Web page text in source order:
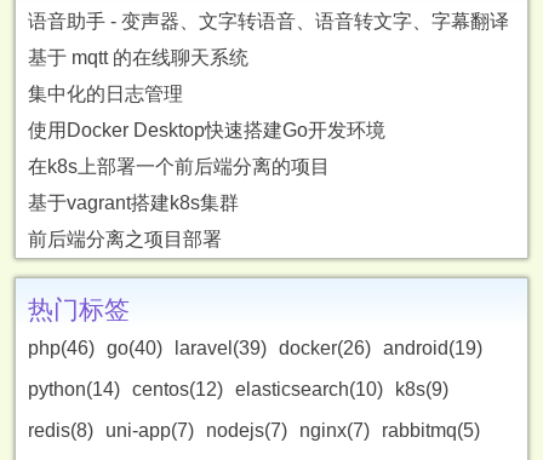
语音助手 - 变声器、文字转语音、语音转文字、字幕翻译
基于 mqtt 的在线聊天系统
集中化的日志管理
使用Docker Desktop快速搭建Go开发环境
在k8s上部署一个前后端分离的项目
基于vagrant搭建k8s集群
前后端分离之项目部署
热门标签
php(46) go(40) laravel(39) docker(26) android(19)
python(14) centos(12) elasticsearch(10)
k8s(9)
redis(8)
uni-app(7) nodejs(7) nginx(7)
rabbitmq(5)